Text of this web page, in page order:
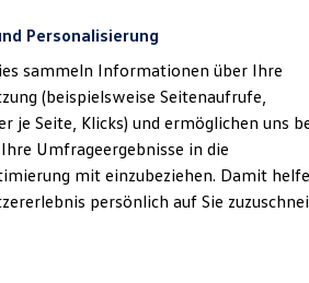
mit Schlussrate
und Garantien
Class bei Volkswagen
)
Personalisierung
sammeln Informationen über Ihre
(beispielsweise Seitenaufrufe,
je Seite, Klicks) und ermöglichen uns
Umfrageergebnisse in die
mit einzubeziehen. Damit
persönlich auf Sie